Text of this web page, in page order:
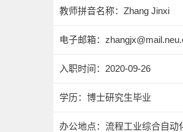
教师拼音名称：Zhang Jinxi
电子邮箱：
入职时间：2020-09-26
学历：博士研究生毕业
办公地点：流程工业综合自动